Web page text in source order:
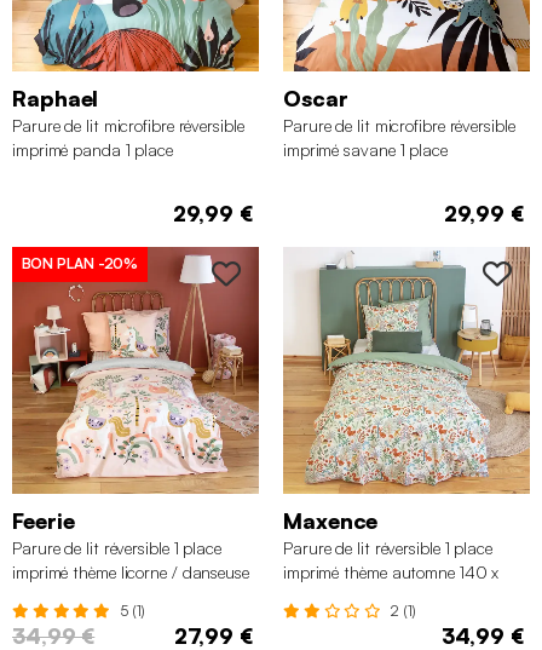
Raphael
Parure de lit microfibre réversible
imprimé panda 1 place
29,99 €
Oscar
Parure de lit microfibre réversible
imprimé savane 1 place
29,99 €
BON PLAN -20%
Feerie
Parure de lit réversible 1 place
imprimé thème licorne / danseuse
5 (1)
34,99 € 27,99 €
Maxence
Parure de lit réversible 1 place
imprimé thème automne 140 x
2 (1)
34,99 €